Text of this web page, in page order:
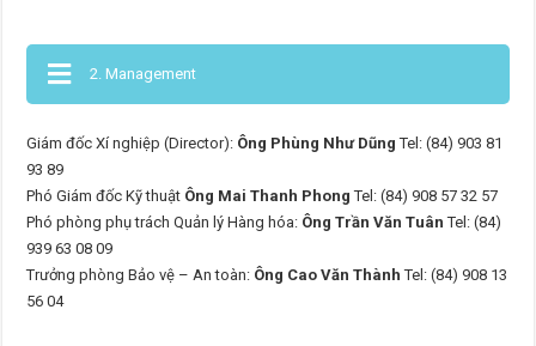
2. Management
Giám đốc Xí nghiệp (Director): Ông Phùng Như Dũng Tel: (84) 903 81
93 89
Phó Giám đốc Kỹ thuật Ông Mai Thanh Phong Tel: (84) 908 57 32 57
Phó phòng phụ trách Quản lý Hàng hóa: Ông Trần Văn Tuân Tel: (84)
939 63 08 09
Trưởng phòng Bảo vệ – An toàn: Ông Cao Văn Thành Tel: (84) 908 13
56 04